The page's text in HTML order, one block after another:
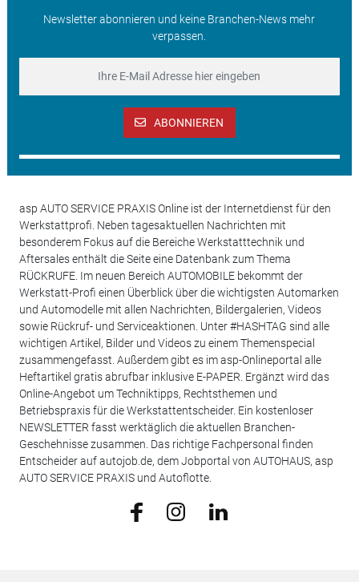
Newsletter abonnieren und keine Branchen-News mehr
verpassen.
ABONNIEREN
asp AUTO SERVICE PRAXIS Online ist der Internetdienst für den
Werkstattprofi. Neben tagesaktuellen Nachrichten mit
besonderem Fokus auf die Bereiche Werkstatttechnik und
Aftersales enthält die Seite eine Datenbank zum Thema
RÜCKRUFE. Im neuen Bereich AUTOMOBILE bekommt der
Werkstatt-Profi einen Überblick über die wichtigsten Automarken
und Automodelle mit allen Nachrichten, Bildergalerien, Videos
sowie Rückruf- und Serviceaktionen. Unter #HASHTAG sind alle
wichtigen Artikel, Bilder und Videos zu einem Themenspecial
zusammengefasst. Außerdem gibt es im asp-Onlineportal alle
Heftartikel gratis abrufbar inklusive E-PAPER. Ergänzt wird das
Online-Angebot um Techniktipps, Rechtsthemen und
Betriebspraxis für die Werkstattentscheider. Ein kostenloser
NEWSLETTER fasst werktäglich die aktuellen Branchen-
Geschehnisse zusammen. Das richtige Fachpersonal finden
Entscheider auf autojob.de, dem Jobportal von AUTOHAUS, asp
AUTO SERVICE PRAXIS und Autoflotte.